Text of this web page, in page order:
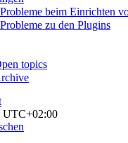
beim Einrichten
zu den Plugins
topics
UTC+02:00